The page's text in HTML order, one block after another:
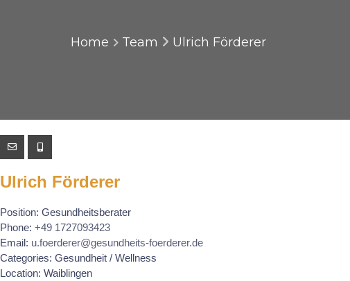
Home Team Ulrich Förderer
Ulrich Förderer
Position: Gesundheitsberater
Phone: +49 1727093423
Email: u.foerderer@gesundheits-foerderer.de
Categories: Gesundheit / Wellness
Location: Waiblingen